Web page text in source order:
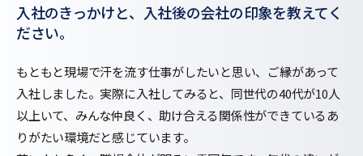
入社のきっかけと、入社後の会社の印象を教えてく
ださい。
もともと現場で汗を流す仕事がしたいと思い、ご縁があって
入社しました。実際に入社してみると、同世代の40代が10人
以上いて、みんな仲良く、助け合える関係性ができているあ
りがたい環境だと感じています。